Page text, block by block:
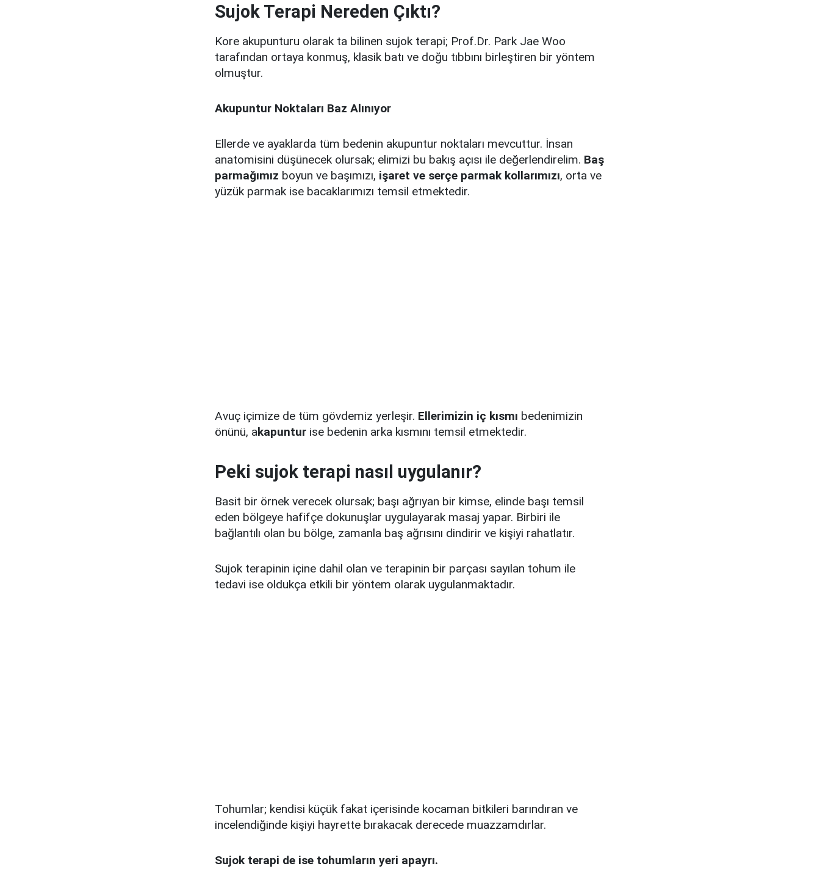
Sujok Terapi Nereden Çıktı?
Kore akupunturu olarak ta bilinen sujok terapi; Prof.Dr. Park Jae Woo
tarafından ortaya konmuş, klasik batı ve doğu tıbbını birleştiren bir yöntem
olmuştur.
Akupuntur Noktaları Baz Alınıyor
Ellerde ve ayaklarda tüm bedenin akupuntur noktaları mevcuttur. İnsan
anatomisini düşünecek olursak; elimizi bu bakış açısı ile değerlendirelim. Baş
parmağımız boyun ve başımızı, işaret ve serçe parmak kollarımızı, orta ve
yüzük parmak ise bacaklarımızı temsil etmektedir.
Avuç içimize de tüm gövdemiz yerleşir. Ellerimizin iç kısmı bedenimizin
önünü, akapunturise bedenin arka kısmını temsil etmektedir.
Peki sujok terapi nasıl uygulanır?
Basit bir örnek verecek olursak; başı ağrıyan bir kimse, elinde başı temsil
eden bölgeye hafifçe dokunuşlar uygulayarak masaj yapar. Birbiri ile
bağlantılı olan bu bölge, zamanla baş ağrısını dindirir ve kişiyi rahatlatır.
Sujok terapinin içine dahil olan ve terapinin bir parçası sayılan tohum ile
tedavi ise oldukça etkili bir yöntem olarak uygulanmaktadır.
Tohumlar; kendisi küçük fakat içerisinde kocaman bitkileri barındıran ve
incelendiğinde kişiyi hayrette bırakacak derecede muazzamdırlar.
Sujok terapi de ise tohumların yeri apayrı.